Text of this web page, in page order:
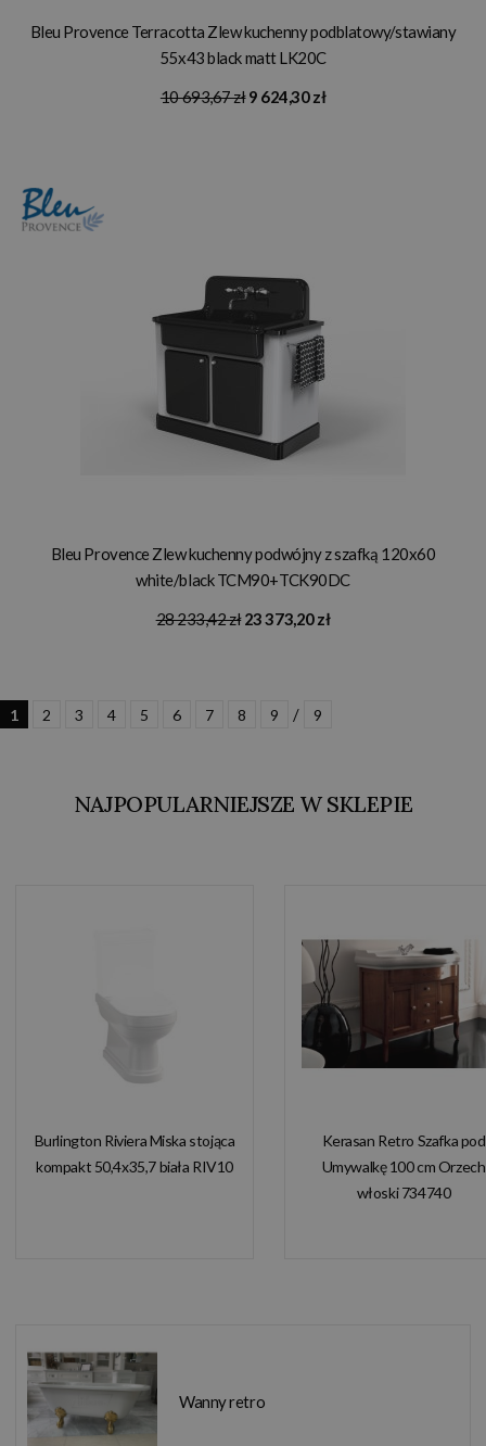
Bleu Provence Terracotta Zlew kuchenny podblatowy/stawiany
55x43 black matt LK20C
10 693,67 zł9 624,30 zł
Bleu Provence Zlew kuchenny podwójny z szafką 120x60
white/black TCM90+TCK90DC
28 233,42 zł 23 373,20 zł
1 2 3 4 5 6 7 8 9 / 9
NAJPOPULARNIEJSZE W SKLEPIE
Burlington Riviera Miska stojąca
kompakt 50,4x35,7 biała RIV10
Kerasan Retro Szafka pod
Umywalkę 100 cm Orzech
włoski 734740
Wanny retro